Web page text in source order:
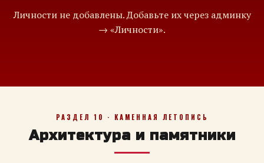
Личности не добавлены. Добавьте их через админку
→ «Личности».
РАЗДЕЛ 10 · КАМЕННАЯ ЛЕТОПИСЬ
Архитектура и памятники